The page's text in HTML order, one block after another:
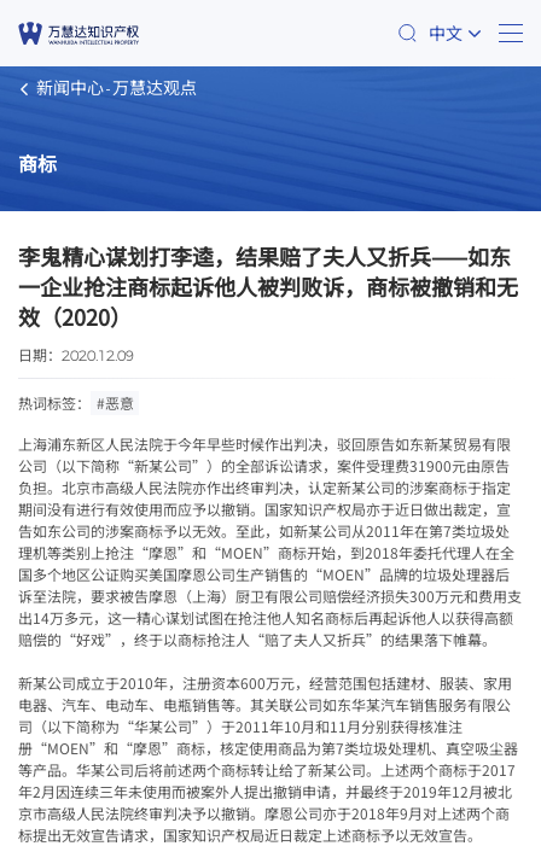
中文
新闻中心 万慧达观点
商标
李鬼精心谋划打李逵，结果赔了夫人又折兵——如东
一企业抢注商标起诉他人被判败诉，商标被撤销和无
效（2020）
日期： 2020.12.09
热词标签： #恶意
上海浦东新区人民法院于今年早些时候作出判决，驳回原告如东新某贸易有限
公司（以下简称“新某公司”）的全部诉讼请求，案件受理费31900元由原告
负担。北京市高级人民法院亦作出终审判决，认定新某公司的涉案商标于指定
期间没有进行有效使用而应予以撤销。国家知识产权局亦于近日做出裁定，宣
告如东公司的涉案商标予以无效。至此，如新某公司从2011年在第7类垃圾处
理机等类别上抢注“摩恩”和“MOEN”商标开始，到2018年委托代理人在全
国多个地区公证购买美国摩恩公司生产销售的“MOEN”品牌的垃圾处理器后
诉至法院，要求被告摩恩（上海）厨卫有限公司赔偿经济损失300万元和费用支
出14万多元，这一精心谋划试图在抢注他人知名商标后再起诉他人以获得高额
赔偿的“好戏”，终于以商标抢注人“赔了夫人又折兵”的结果落下帷幕。
新某公司成立于2010年，注册资本600万元，经营范围包括建材、服装、家用
电器、汽车、电动车、电瓶销售等。其关联公司如东华某汽车销售服务有限公
司（以下简称为“华某公司”）于2011年10月和11月分别获得核准注
册“MOEN”和“摩恩”商标，核定使用商品为第7类垃圾处理机、真空吸尘器
等产品。华某公司后将前述两个商标转让给了新某公司。上述两个商标于2017
年2月因连续三年未使用而被案外人提出撤销申请，并最终于2019年12月被北
京市高级人民法院终审判决予以撤销。摩恩公司亦于2018年9月对上述两个商
标提出无效宣告请求，国家知识产权局近日裁定上述商标予以无效宣告。